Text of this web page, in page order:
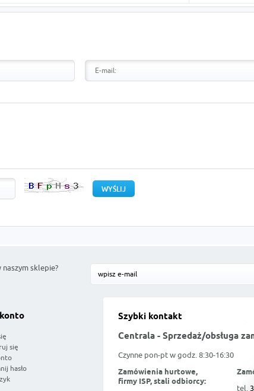
sklepie?
Szybki kontakt
Centrala - Sprzedaż/obsługa
Czynne pon-pt w godz. 8:30-16:30
Zamówienia hurtowe,
firmy ISP, stali odbiorcy:
tel.
się
hasło